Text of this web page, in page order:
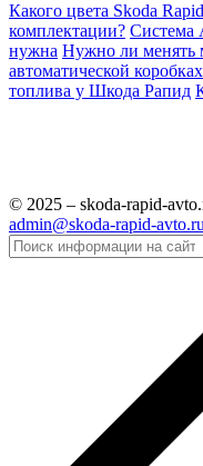
Какого цвета Skoda
комплектации? Система
нужна Нужно ли менять
автоматической
топлива у Шкода Рапид
© 2025 – skoda-rapid-
admin@skoda-rapid-avto.ru